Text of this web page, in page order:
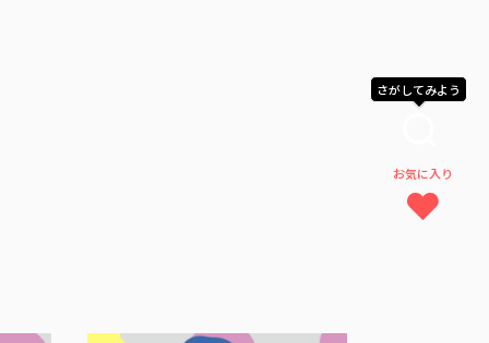
さがしてみよう
お気に入り